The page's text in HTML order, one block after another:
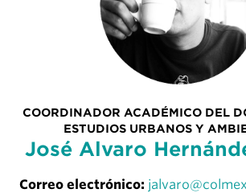
COORDINADOR ACADÉMICO DEL
ESTUDIOS URBANOS Y
José Alvaro
Correo electrónico: